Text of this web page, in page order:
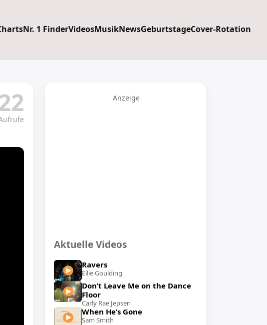
Nr. 1 FinderVideosMusikNewsGeburtstageCover-Rotation
Anzeige
Aktuelle Videos
Ravers
Ellie Goulding
Don’t Leave Me on the Dance
Floor
Carly Rae Jepsen
When He’s Gone
Sam Smith